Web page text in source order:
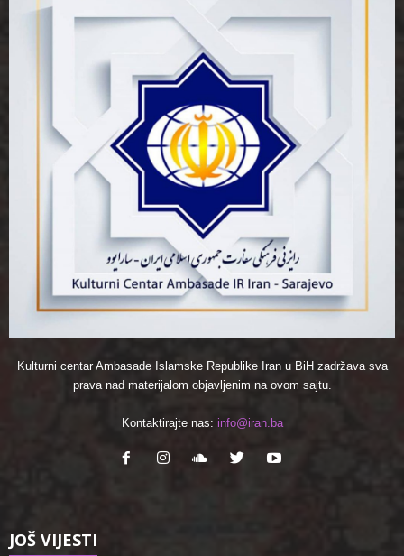
Kulturni centar Ambasade Islamske Republike Iran u BiH zadržava sva
prava nad materijalom objavljenim na ovom sajtu.
Kontaktirajte nas: info@iran.ba
JOŠ VIJESTI